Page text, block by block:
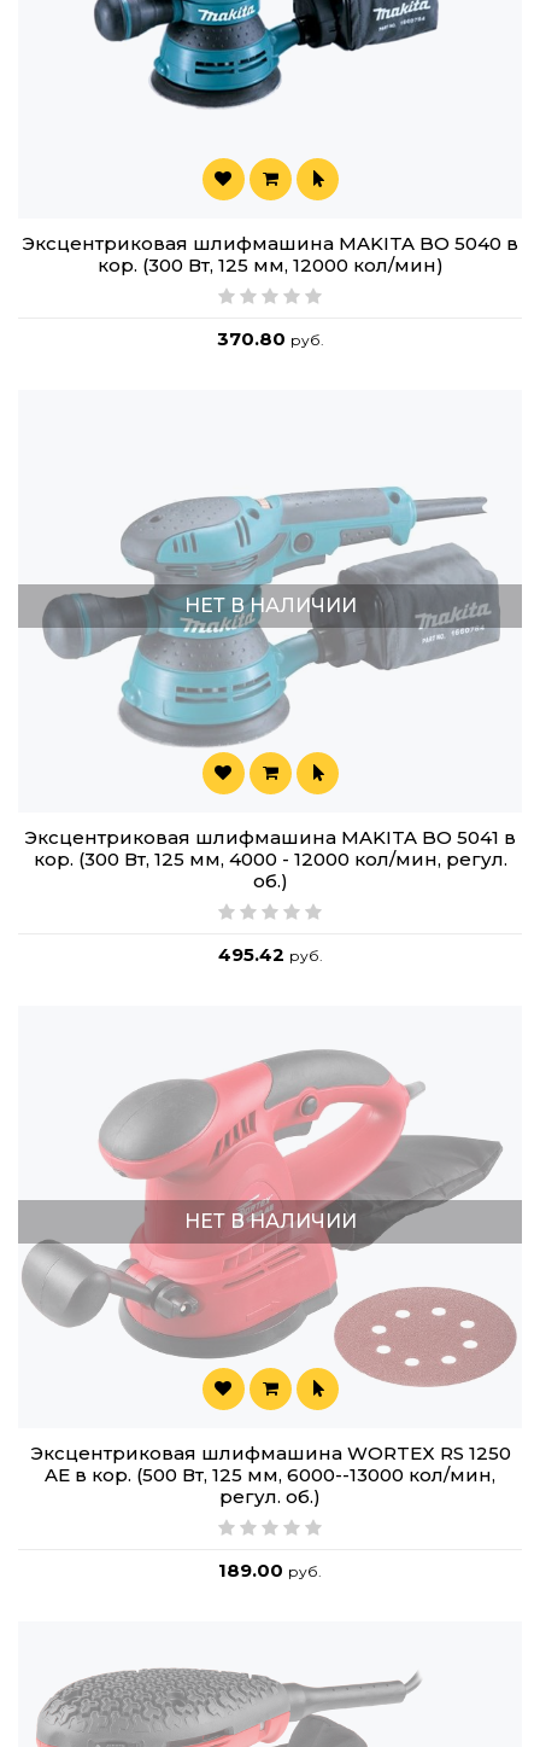
Эксцентриковая шлифмашина MAKITA BO 5040 в
кор. (300 Вт, 125 мм, 12000 кол/мин)
370.80 руб.
НЕТ В НАЛИЧИИ
Эксцентриковая шлифмашина MAKITA BO 5041 в
кор. (300 Вт, 125 мм, 4000 - 12000 кол/мин, регул.
об.)
495.42 руб.
НЕТ В НАЛИЧИИ
Эксцентриковая шлифмашина WORTEX RS 1250
AE в кор. (500 Вт, 125 мм, 6000--13000 кол/мин,
регул. об.)
189.00 руб.